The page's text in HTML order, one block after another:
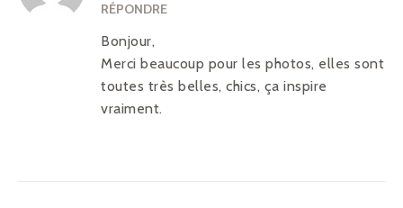
RÉPONDRE
Bonjour,
Merci beaucoup pour les photos, elles sont
toutes très belles, chics, ça inspire
vraiment.